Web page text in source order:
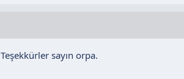
l
e
Teşekkürler sayın orpa.